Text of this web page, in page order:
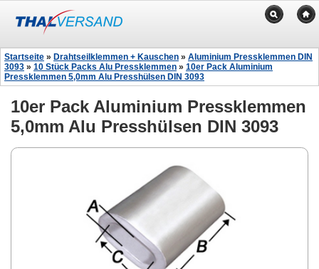
Startseite » Drahtseilklemmen + Kauschen » Aluminium Pressklemmen DIN
3093 » 10 Stück Packs Alu Pressklemmen » 10er Pack Aluminium
Pressklemmen 5,0mm Alu Presshülsen DIN 3093
10er Pack Aluminium Pressklemmen
5,0mm Alu Presshülsen DIN 3093